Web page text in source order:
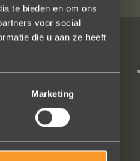
te bieden en om ons
voor social
die u aan ze heeft
Marketing